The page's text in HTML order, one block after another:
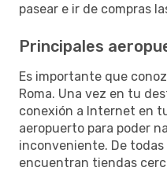
pasear e ir de compras
Principales
Es importante que
Roma. Una vez en tu
conexión a Internet en
aeropuerto para poder
inconveniente. De
encuentran tiendas